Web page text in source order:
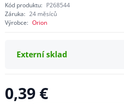
Kód produktu: P268544
Záruka: 24 měsíců
Výrobce: Orion
Externí sklad
0,39 €